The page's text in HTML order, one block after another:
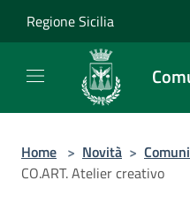
Regione Sicilia
Home > Novità >
CO.ART. Atelier creativo